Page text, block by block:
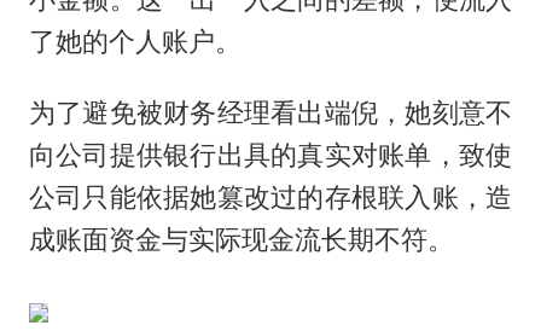
了她的个人账户。
为了避免被财务经理看出端倪，她刻意不
向公司提供银行出具的真实对账单，致使
公司只能依据她篡改过的存根联入账，造
成账面资金与实际现金流长期不符。